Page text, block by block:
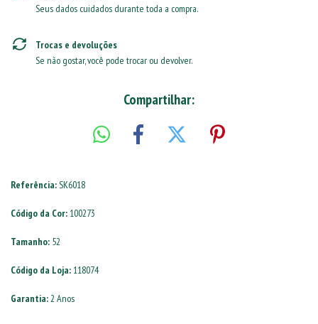
Seus dados cuidados durante toda a compra.
Trocas e devoluções
Se não gostar, você pode trocar ou devolver.
Compartilhar:
Referência: SK6018
Código da Cor: 100273
Tamanho: 52
Código da Loja: 118074
Garantia: 2 Anos